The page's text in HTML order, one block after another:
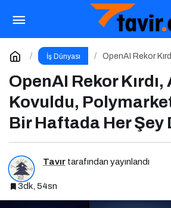
İş Dünyası
OpenAI Rekor
Değişti
OpenAI Rekor
Kovuldu,
Bir Haftada Her Şey
Tavır tarafından yayınlandı
3dk, 54sn
Liderlik ve Kariyer Zirvesi
Liderleriyle Buluşma
Yorum Yap